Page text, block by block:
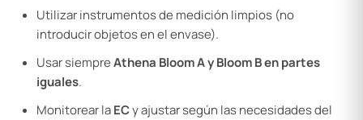
Utilizar instrumentos de medición limpios (no
introducir objetos en el envase).
Usar siempreAthena Bloom A y Bloom B en partes
iguales.
Monitorear laECy ajustar según las necesidades del